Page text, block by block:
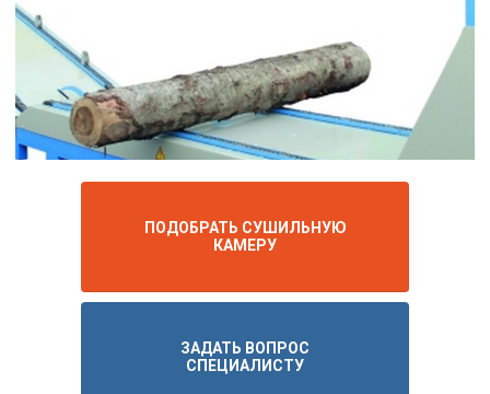
ПОДОБРАТЬ СУШИЛЬНУЮ
КАМЕРУ
ЗАДАТЬ ВОПРОС
СПЕЦИАЛИСТУ